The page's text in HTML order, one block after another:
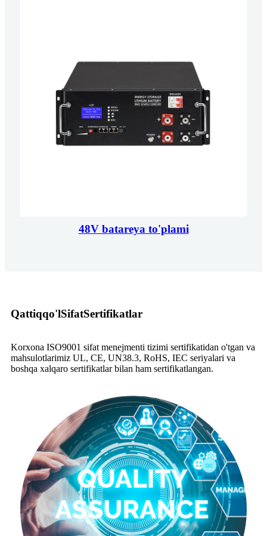
48V batareya to'plami
Qattiqqo'lSifatSertifikatlar
Korxona ISO9001 sifat menejmenti tizimi sertifikatidan o'tgan va
mahsulotlarimiz UL, CE, UN38.3, RoHS, IEC seriyalari va
boshqa xalqaro sertifikatlar bilan ham sertifikatlangan.